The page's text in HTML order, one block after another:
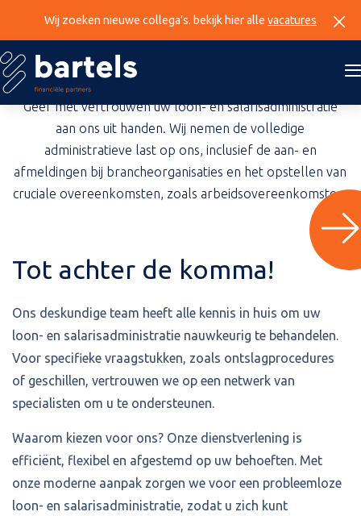
Wij zoeken nieuwe collega’s. bekijk hier alle vacatures
Loon- en
salarisadministratie
Geef met vertrouwen uw loon- en salarisadministratie
aan ons uit handen. Wij nemen de volledige
administratieve last op ons, inclusief de aan- en
afmeldingen bij brancheorganisaties en het opstellen van
cruciale overeenkomsten, zoals arbeidsovereenkomsten.
Tot achter de komma!
Ons deskundige team heeft alle kennis in huis om uw
loon- en salarisadministratie nauwkeurig te behandelen.
Voor specifieke vraagstukken, zoals ontslagprocedures
of geschillen, vertrouwen we op een netwerk van
specialisten om u te ondersteunen.
Waarom kiezen voor ons? Onze dienstverlening is
efficiënt, flexibel en afgestemd op uw behoeften. Met
onze moderne aanpak zorgen we voor een probleemloze
loon- en salarisadministratie, zodat u zich kunt